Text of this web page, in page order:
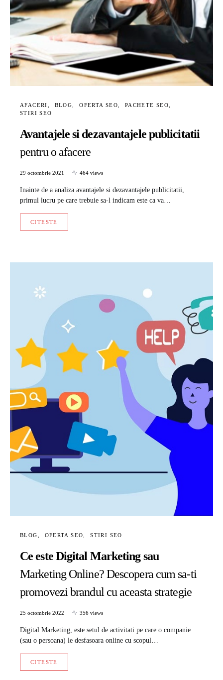
AFACERI BLOG OFERTA SEO
PACHETE SEO
STIRI SEO
Avantajele si dezavantajele publicitatii
pentru o afacere
29 octombrie 2021 464 views
Inainte de a analiza avantajele si dezavantajele publicitatii,
primul lucru pe care trebuie sa-l indicam este ca va…
CITESTE
BLOG OFERTA SEO STIRI SEO
Ce este Digital Marketing sau
Marketing Online? Descopera cum sa-ti
promovezi brandul cu aceasta strategie
25 octombrie 2022 356 views
Digital Marketing, este setul de activitati pe care o companie
(sau o persoana) le desfasoara online cu scopul…
CITESTE